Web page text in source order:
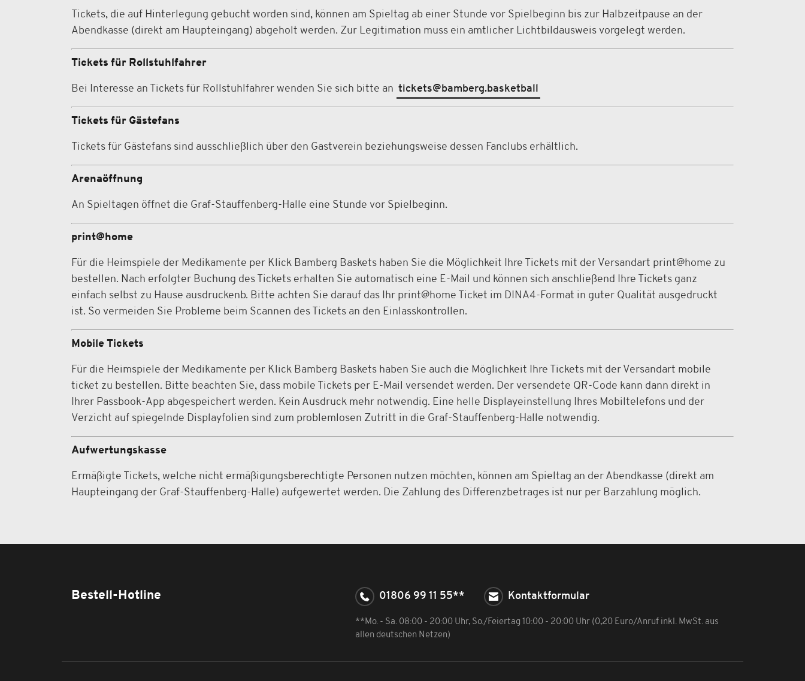
Tickets, die auf Hinterlegung gebucht worden sind, können am Spieltag ab einer Stunde vor Spielbeginn bis zur Halbzeitpause an der
Abendkasse (direkt am Haupteingang) abgeholt werden. Zur Legitimation muss ein amtlicher Lichtbildausweis vorgelegt werden.
Tickets für Rollstuhlfahrer
Bei Interesse an Tickets für Rollstuhlfahrer wenden Sie sich bitte an tickets@bamberg.basketball
Tickets für Gästefans
Tickets für Gästefans sind ausschließlich über den Gastverein beziehungsweise dessen Fanclubs erhältlich.
Arenaöffnung
An Spieltagen öffnet die Graf-Stauffenberg-Halle eine Stunde vor Spielbeginn.
print@home
Für die Heimspiele der Medikamente per Klick Bamberg Baskets haben Sie die Möglichkeit Ihre Tickets mit der Versandart print@home zu
bestellen. Nach erfolgter Buchung des Tickets erhalten Sie automatisch eine E-Mail und können sich anschließend Ihre Tickets ganz
einfach selbst zu Hause ausdruckenb. Bitte achten Sie darauf das Ihr print@home Ticket im DINA4-Format in guter Qualität ausgedruckt
ist. So vermeiden Sie Probleme beim Scannen des Tickets an den Einlasskontrollen.
Mobile Tickets
Für die Heimspiele der Medikamente per Klick Bamberg Baskets haben Sie auch die Möglichkeit Ihre Tickets mit der Versandart mobile
ticket zu bestellen. Bitte beachten Sie, dass mobile Tickets per E-Mail versendet werden. Der versendete QR-Code kann dann direkt in
Ihrer Passbook-App abgespeichert werden. Kein Ausdruck mehr notwendig. Eine helle Displayeinstellung Ihres Mobiltelefons und der
Verzicht auf spiegelnde Displayfolien sind zum problemlosen Zutritt in die Graf-Stauffenberg-Halle notwendig.
Aufwertungskasse
Ermäßigte Tickets, welche nicht ermäßigungsberechtigte Personen nutzen möchten, können am Spieltag an der Abendkasse (direkt am
Haupteingang der Graf-Stauffenberg-Halle) aufgewertet werden. Die Zahlung des Differenzbetrages ist nur per Barzahlung möglich.
Bestell-Hotline 01806 99 11 55** Kontaktformular
**Mo. - Sa. 08:00 - 20:00 Uhr, So./Feiertag 10:00 - 20:00 Uhr (0,20 Euro/Anruf inkl. MwSt. aus
allen deutschen Netzen)